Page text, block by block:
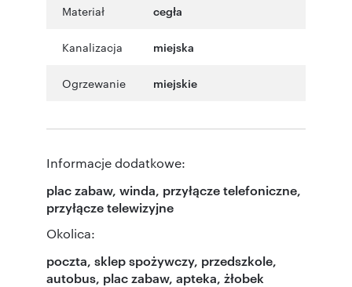
Materiał cegła
Kanalizacja miejska
Ogrzewanie miejskie
Informacje dodatkowe:
plac zabaw, winda, przyłącze telefoniczne,
przyłącze telewizyjne
Okolica:
poczta, sklep spożywczy, przedszkole,
autobus, plac zabaw, apteka, żłobek